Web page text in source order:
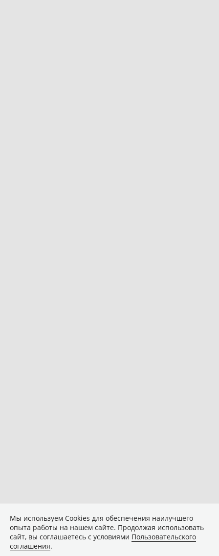
Мы используем Сookies для обеспечения наилучшего
опыта работы на нашем сайте. Продолжая использовать
сайт, вы соглашаетесь с условиями Пользовательского
соглашения.